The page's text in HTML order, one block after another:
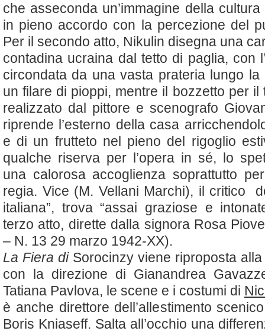
che asseconda un’immagine della
in pieno accordo con la percezione del
Per il secondo atto, Nikulin disegna una
contadina ucraina dal tetto di paglia, con
circondata da una vasta prateria lungo la
un filare di pioppi, mentre il bozzetto per il
realizzato dal pittore e scenografo
riprende l’esterno della casa
e di un frutteto nel pieno del rigoglio
qualche riserva per l’opera in sé, lo
una calorosa accoglienza soprattutto
regia. Vice (M. Vellani Marchi), il critico
italiana”, trova “assai graziose e
terzo atto, dirette dalla signora Rosa
– N. 13 29 marzo 1942-XX).
La Fiera di Sorocinzy viene riproposta
con la direzione di Gianandrea
Tatiana Pavlova, le scene e i costumi di
è anche direttore dell’allestimento
Boris Kniaseff. Salta all’occhio una